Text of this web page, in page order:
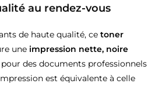
au rendez-vous
de haute qualité, ce toner
une impression nette, noire
pour des documents professionnels
est équivalente à celle